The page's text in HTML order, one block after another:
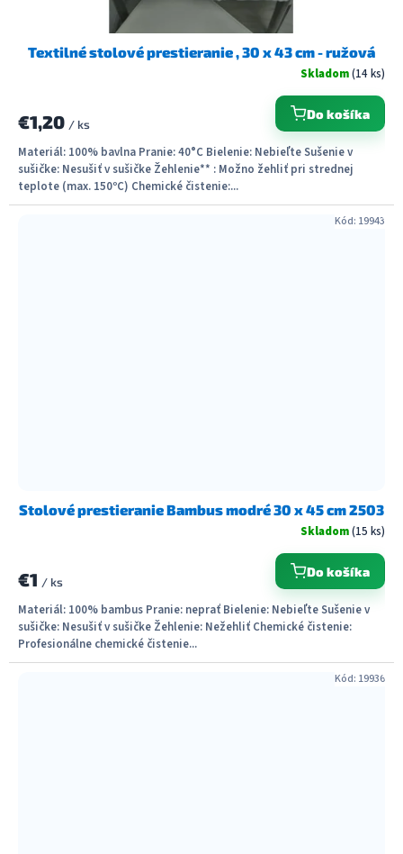
Textilné stolové prestieranie , 30 x 43 cm - ružová
Skladom(14 ks)
€1,20 / ks
Do košíka
Materiál: 100% bavlna Pranie: 40°C Bielenie: Nebieľte Sušenie v
sušičke: Nesušiť v sušičke Žehlenie** : Možno žehliť pri strednej
teplote (max. 150ºC) Chemické čistenie:...
Stolové prestieranie Bambus modré 30 x 45 cm 2503
Skladom(15 ks)
€1 / ks
Do košíka
Materiál: 100% bambus Pranie: neprať Bielenie: Nebieľte Sušenie v
sušičke: Nesušiť v sušičke Žehlenie: Nežehliť Chemické čistenie:
Profesionálne chemické čistenie...
Kód: 19943
Kód: 19936